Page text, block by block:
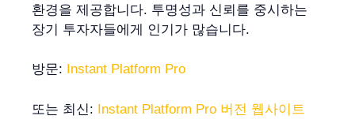
환경을 제공합니다. 투명성과 신뢰를 중시하는
장기 투자자들에게 인기가 많습니다.
방문: Instant Platform Pro
또는 최신: Instant Platform Pro 버전 웹사이트